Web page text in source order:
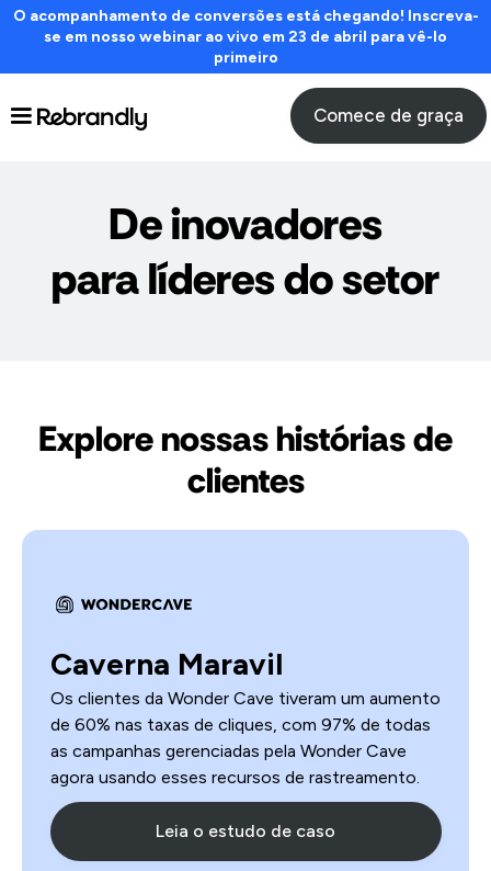
O acompanhamento de conversões está chegando! Inscreva-
se em nosso webinar ao vivo em 23 de abril para vê-lo
primeiro
Comece de graça
De inovadores
para líderes do setor
Explore nossas histórias de
clientes
Caverna Maravil
Os clientes da Wonder Cave tiveram um aumento
de 60% nas taxas de cliques, com 97% de todas
as campanhas gerenciadas pela Wonder Cave
agora usando esses recursos de rastreamento.
Leia o estudo de caso